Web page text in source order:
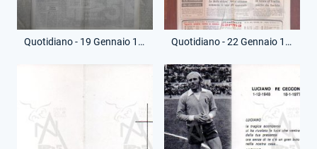
Quotidiano - 19 Gennaio 1977 - Il Giornale - Uccisione Luciano Re Cecconi Quotidiano - 22 Gennaio 1977 - Corriere dello Sport - Funerale Luciano Re Cecconi